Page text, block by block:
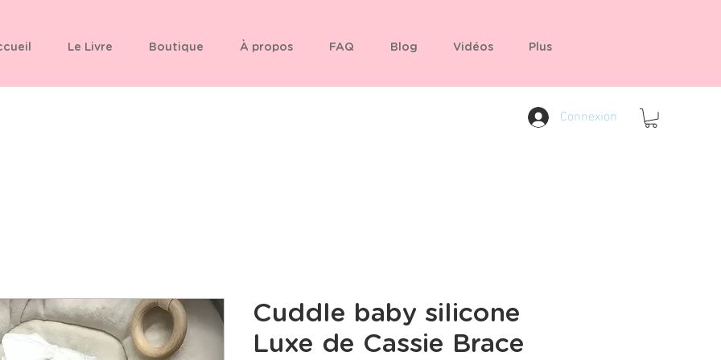
Le Livre Boutique À propos FAQ Blog Vidéos Plus
Connexion
Cuddle baby silicone
Luxe de Cassie Brace